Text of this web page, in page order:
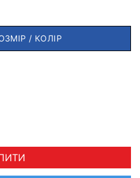
/ КОЛІР